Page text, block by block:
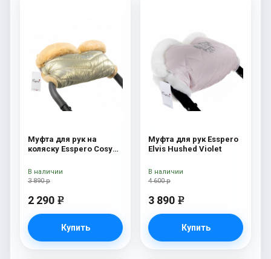
Муфта для рук на
коляску Esspero Cosy
3 890 р
2 290 e
Купить
В наличии
Муфта для рук Esspero
Elvis Hushed Violet
4 600 р
3 890 e
Купить
В наличии